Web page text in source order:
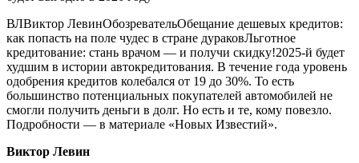
ВЛВиктор ЛевинОбозревательОбещание дешевых кредитов:
как попасть на поле чудес в стране дураковЛьготное
кредитование: стань врачом — и получи скидку!2025-й будет
худшим в истории автокредитования. В течение года уровень
одобрения кредитов колебался от 19 до 30%. То есть
большинство потенциальных покупателей автомобилей не
смогли получить деньги в долг. Но есть и те, кому повезло.
Подробности — в материале «Новых Известий».
Виктор Левин